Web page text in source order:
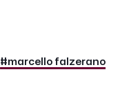
#marcello falzerano